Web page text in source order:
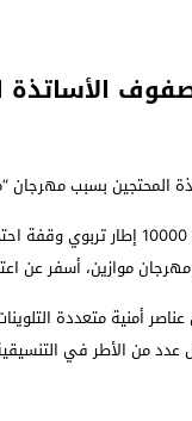
أقام اليوم أطر البرنامج
موازين، أسفر عن
عناصر أمنية متعددة
عدد من الأطر في